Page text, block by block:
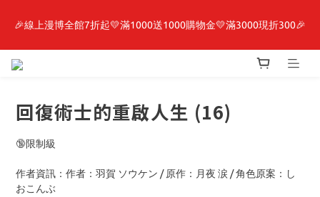
最新開賣🔥「全知讀者視角」 周邊商品
🎉線上漫博全館7折起💛滿1000送1000購物金💛滿3000現折300🎉
【抽籤堂】 影之強者、你又被殺了呢，偵探大人、約會大作戰、
最新開賣🔥「全知讀者視角」 周邊商品
回復術士的重啟人生 (16)
🔞限制級
作者資訊：作者：羽賀 ソウケン / 原作：月夜 涙 / 角色原案：し
おこんぶ